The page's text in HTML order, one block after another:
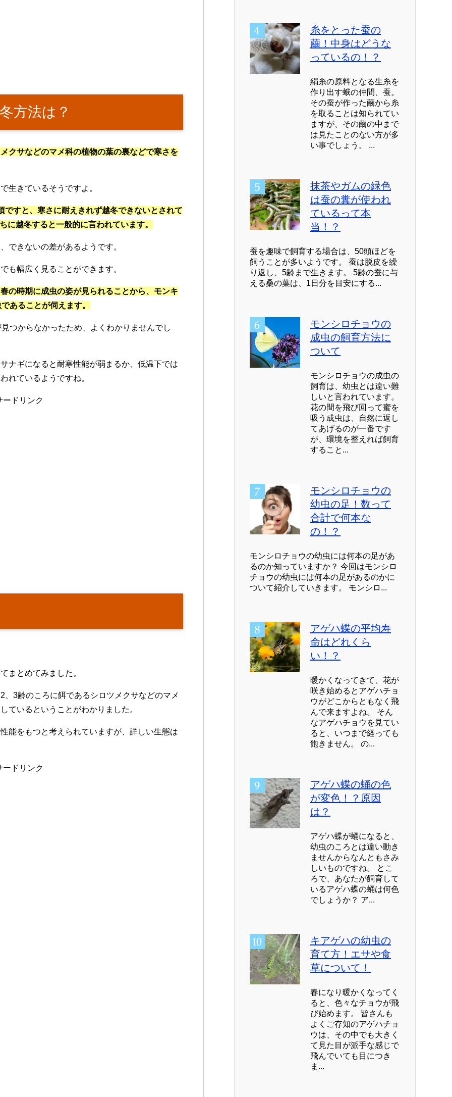
方法は？
クサなどのマメ科の植物の葉の裏などで寒さを
生きているそうですよ。
すと、寒さに耐えきれず越冬できないとされて
に越冬すると一般的に言われています。
できないの差があるようです。
も幅広く見ることができます。
の時期に成虫の姿が見られることから、モンキ
あることが伺えます。
つからなかったため、よくわかりませんでし
ナギになると耐寒性能が弱まるか、低温下では
れているようですね。
ードリンク
まとめてみました。
3齢のころに餌であるシロツメクサなどのマメ
ているということがわかりました。
能をもつと考えられていますが、詳しい生態は
ードリンク
糸をとった蚕の
繭！中身はどうな
っているの！？
絹糸の原料となる生糸を
作り出す蛾の仲間、蚕。
その蚕が作った繭から糸
を取ることは知られてい
ますが、その繭の中まで
は見たことのない方が多
い事でしょう。 ...
抹茶やガムの緑色
は蚕の糞が使われ
ているって本
当！？
蚕を趣味で飼育する場合は、50頭ほどを
飼うことが多いようです。 蚕は脱皮を繰
り返し、5齢まで生きます。 5齢の蚕に与
える桑の葉は、1日分を目安にする...
モンシロチョウの
成虫の飼育方法に
ついて
モンシロチョウの成虫の
飼育は、幼虫とは違い難
しいと言われています。
花の間を飛び回って蜜を
吸う成虫は、自然に返し
てあげるのが一番です
が、環境を整えれば飼育
すること...
モンシロチョウの
幼虫の足！数って
合計で何本な
の！？
モンシロチョウの幼虫には何本の足があ
るのか知っていますか？ 今回はモンシロ
チョウの幼虫には何本の足があるのかに
ついて紹介していきます。 モンシロ...
アゲハ蝶の平均寿
命はどれくら
い！？
暖かくなってきて、花が
咲き始めるとアゲハチョ
ウがどこからともなく飛
んで来ますよね。 そん
なアゲハチョウを見てい
ると、いつまで経っても
飽きません。 の...
アゲハ蝶の蛹の色
が変色！？原因
は？
アゲハ蝶が蛹になると、
幼虫のころとは違い動き
ませんからなんともさみ
しいものですね。 とこ
ろで、あなたが飼育して
いるアゲハ蝶の蛹は何色
でしょうか？ ア...
キアゲハの幼虫の
育て方！エサや食
草について！
春になり暖かくなってく
ると、色々なチョウが飛
び始めます。 皆さんも
よくご存知のアゲハチョ
ウは、その中でも大きく
て見た目が派手な感じで
飛んでいても目につき
ま...